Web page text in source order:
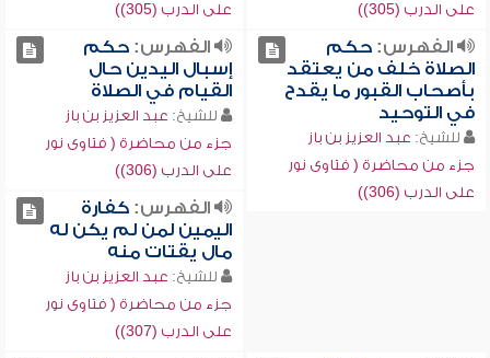
على الدرب (305))
على الدرب (305))
الفهرس:حكم
الصلاة خلف من يعتقد
بأصحاب القبور ما يقدح
في التوحيد
للشيخ: عبد العزيز بن باز
جزء من محاضرة ( فتاوى نور
على الدرب (306))
الفهرس:حكم
إسبال اليدين حال
القيام في الصلاة
للشيخ: عبد العزيز بن باز
جزء من محاضرة ( فتاوى نور
على الدرب (306))
الفهرس:كفارة
اليمين لمن لم يكن له
مال يقتات منه
للشيخ: عبد العزيز بن باز
جزء من محاضرة ( فتاوى نور
على الدرب (307))